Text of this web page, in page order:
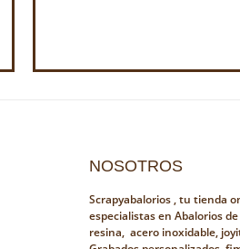
NOSOTROS
Scrapyabalorios , tu tienda
especialistas en Abalorios
resina, acero inoxidable,